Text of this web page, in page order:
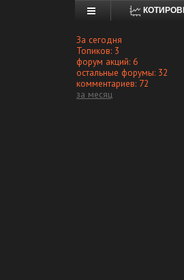
За сегодня
Топиков: 3
форум акций: 6
остальные форумы: 32
комментариев: 72
за месяц